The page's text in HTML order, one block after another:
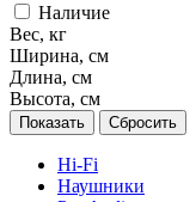
Наличие
Вес, кг
Ширина, см
Длина, см
Высота, см
Сбросить
Hi-Fi
Наушники